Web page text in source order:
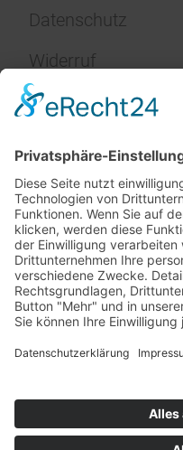
Datenschutz
Widerruf
Impressum
Service
FAQ
Zahlungsarten